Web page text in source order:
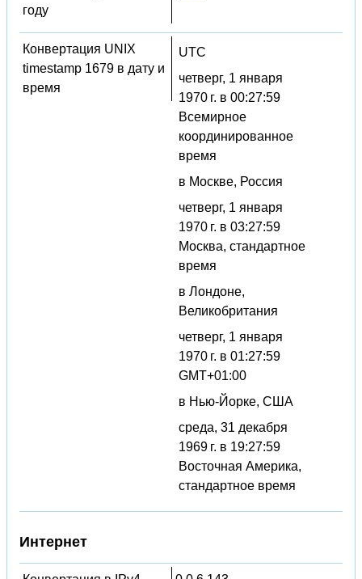
году
Конвертация UNIX
timestamp 1679 в дату и
время
UTC
четверг, 1 января
1970 г. в 00:27:59
Всемирное
координированное
время
в Москве, Россия
четверг, 1 января
1970 г. в 03:27:59
Москва, стандартное
время
в Лондоне,
Великобритания
четверг, 1 января
1970 г. в 01:27:59
GMT+01:00
в Нью-Йорке, США
среда, 31 декабря
1969 г. в 19:27:59
Восточная Америка,
стандартное время
Интернет